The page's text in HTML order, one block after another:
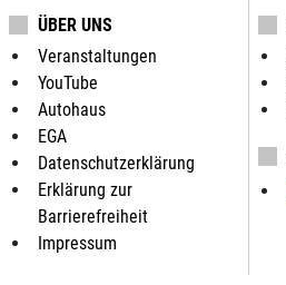
ÜBER UNS
Veranstaltungen
YouTube
Autohaus
EGA
Datenschutzerklärung
Erklärung zur
Barrierefreiheit
Impressum